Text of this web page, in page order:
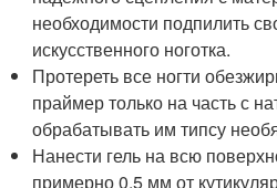
необходимости подпилить
искусственного ноготка.
Протереть все ногти
праймер только на часть с
обрабатывать им типсу
Нанести гель на всю
примерно 0,5 мм от